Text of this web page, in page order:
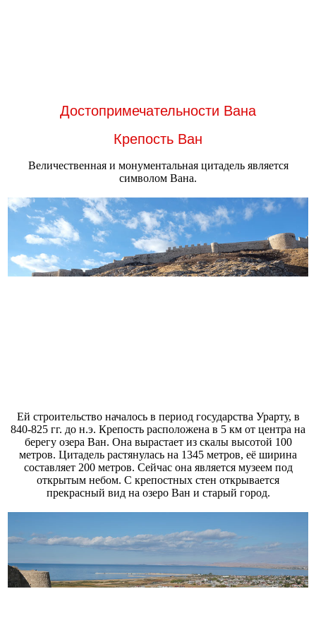
Достопримечательности Вана
Крепость Ван
Величественная и монументальная цитадель является
символом Вана.
Ей строительство началось в период государства Урарту, в
840-825 гг. до н.э. Крепость расположена в 5 км от центра на
берегу озера Ван. Она вырастает из скалы высотой 100
метров. Цитадель растянулась на 1345 метров, её ширина
составляет 200 метров. Сейчас она является музеем под
открытым небом. С крепостных стен открывается
прекрасный вид на озеро Ван и старый город.